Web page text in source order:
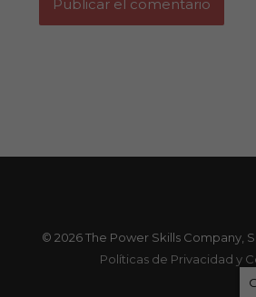
© 2026 The Power Skills Company,
Políticas de Privacidad y